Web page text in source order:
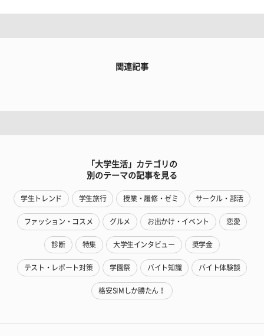
関連記事
「大学生活」カテゴリの
別のテーマの記事を見る
学生トレンド 学生旅行 授業・履修・ゼミ サークル・部活
ファッション・コスメ グルメ お出かけ・イベント 恋愛
診断 特集 大学生インタビュー 奨学金
テスト・レポート対策 学園祭 バイト知識 バイト体験談
格安SIMしか勝たん！